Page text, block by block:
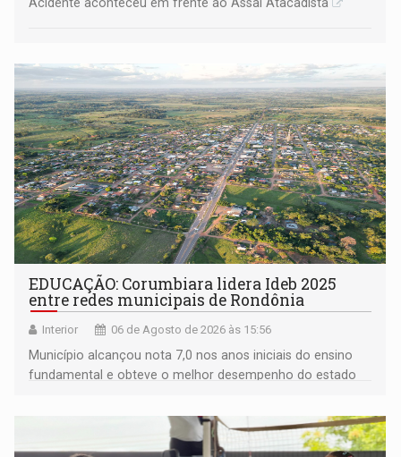
EDUCAÇÃO: Corumbiara lidera Ideb 2025
entre redes municipais de Rondônia
Interior 06 de Agosto de 2026 às 15:56
Município alcançou nota 7,0 nos anos iniciais do ensino
fundamental e obteve o melhor desempenho do estado